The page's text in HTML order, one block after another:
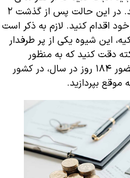
توانایی زندگی در کشور ترکیه را دارید. در این حالت پس از گذشت ۲
اقدام کنید. لازم به ذکر است
این شیوه یکی از پر طرفدار
دقت کنید که به منظور
دریافت اقامت، باید شرط حداقل حضور ۱۸۴ روز در سال، در کشور
موقع بپردازید.